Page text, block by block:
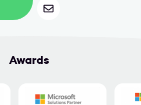
Deel via mail
Awards